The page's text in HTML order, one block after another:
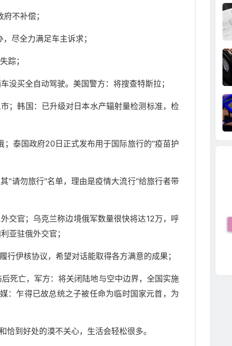
不补偿；
尽全力满足车主诉求；
踪；
没买全自动驾驶。美国警方：将搜查特斯拉；
；韩国：已升级对日本水产辐射量检测标准，检
；泰国政府20日正式发布用于国际旅行的"疫苗护
"请勿旅行"名单，理由是疫情大流行"给旅行者带
交官；乌克兰称边境俄军数量很快将达12万，呼
亚驻俄外交官；
伊核协议，希望对话能取得各方满意的成果；
死亡，军方：将关闭陆地与空中边界，全国实施
：乍得已故总统之子被任命为临时国家元首，为
恰到好处的漠不关心，生活会轻松很多。